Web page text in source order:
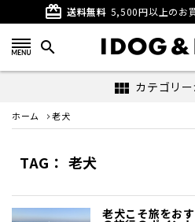
card_giftcard 送料無料 5,500円以上のお
search
view_module カテゴリ
ホーム 老犬
TAG： 老犬
老犬こそ旅をお